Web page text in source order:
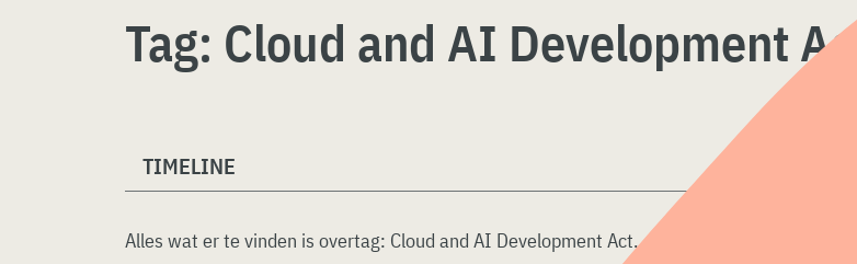
Tag: Cloud and AI Development Act
TIMELINE
Alles wat er te vinden is overtag: Cloud and AI Development Act.